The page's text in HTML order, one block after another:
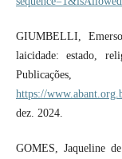
GIUMBELLI,
laicidade: estado,
https://
dez. 2024.
GOMES, Jaqueline